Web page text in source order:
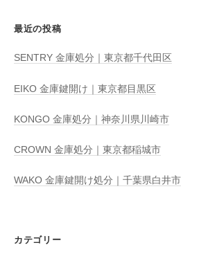
最近の投稿
SENTRY 金庫処分｜東京都千代田区
EIKO 金庫鍵開け｜東京都目黒区
KONGO 金庫処分｜神奈川県川崎市
CROWN 金庫処分｜東京都稲城市
WAKO 金庫鍵開け処分｜千葉県白井市
カテゴリー